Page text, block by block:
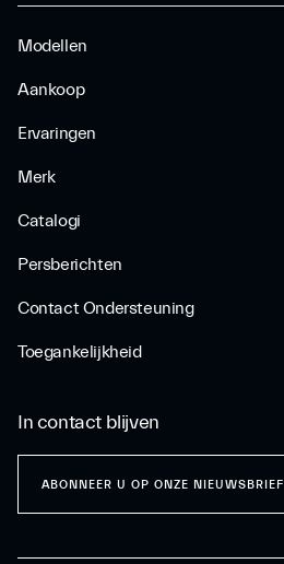
Modellen
Aankoop
Ervaringen
Merk
Catalogi
Persberichten
Contact Ondersteuning
Toegankelijkheid
In contact blijven
ABONNEER U OP ONZE NIEUWSBRIEF